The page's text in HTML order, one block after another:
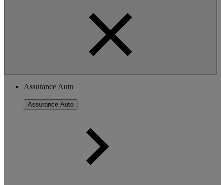
Assurance Auto
Assurance Auto